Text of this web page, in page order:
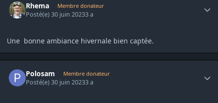
Rhema Membre donateur
Posté(e)30 juin 20233 a
Une bonne ambiance hivernale bien captée.
Polosam Membre donateur
Posté(e)30 juin 20233 a